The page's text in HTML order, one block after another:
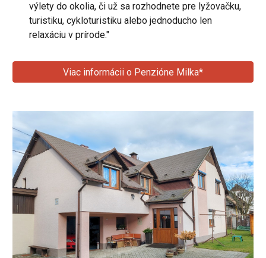
výlety do okolia, či už sa rozhodnete pre lyžovačku,
turistiku, cykloturistiku alebo jednoducho len
relaxáciu v prírode."
Viac informácii o Penzióne Milka*